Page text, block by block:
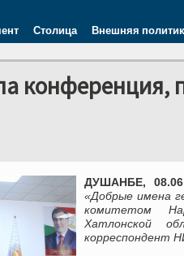
Столица Внешняя
конференция,
ДУШАНБЕ,
«Добрые имена
комитетом
Хатлонской
корреспондент